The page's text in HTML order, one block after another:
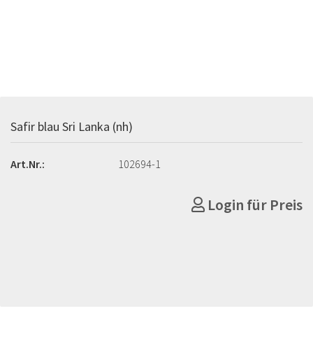
Safir blau Sri Lanka (nh)
Art.Nr.: 102694-1
Login für Preis